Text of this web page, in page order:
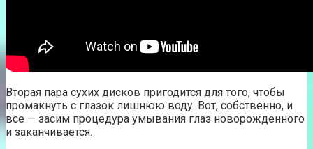
Вторая пара сухих дисков пригодится для того, чтобы
промакнуть с глазок лишнюю воду. Вот, собственно, и
все — засим процедура умывания глаз новорожденного
и заканчивается.